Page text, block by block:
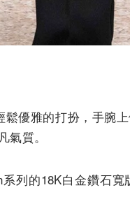
優雅的打扮，手腕
質。
列的18K白金鑽石